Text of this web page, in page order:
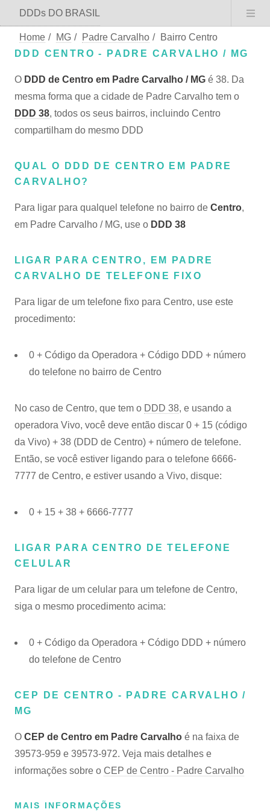
DDDs DO BRASIL
Home / MG / Padre Carvalho /
Bairro Centro
DDD CENTRO - PADRE CARVALHO / MG
O DDD de Centro em Padre Carvalho / MG é 38. Da
mesma forma que a cidade de Padre Carvalho tem o
DDD 38, todos os seus bairros, incluindo Centro
compartilham do mesmo DDD
QUAL O DDD DE CENTRO EM PADRE
CARVALHO?
Para ligar para qualquel telefone no bairro de Centro,
em Padre Carvalho / MG, use o DDD 38
LIGAR PARA CENTRO, EM PADRE
CARVALHO DE TELEFONE FIXO
Para ligar de um telefone fixo para Centro, use este
procedimento:
0 + Código da Operadora + Código DDD + número
do telefone no bairro de Centro
No caso de Centro, que tem o DDD 38, e usando a
operadora Vivo, você deve então discar 0 + 15 (código
da Vivo) + 38 (DDD de Centro) + número de telefone.
Então, se você estiver ligando para o telefone 6666-
7777 de Centro, e estiver usando a Vivo, disque:
0 + 15 + 38 + 6666-7777
LIGAR PARA CENTRO DE TELEFONE
CELULAR
Para ligar de um celular para um telefone de Centro,
siga o mesmo procedimento acima:
0 + Código da Operadora + Código DDD + número
do telefone de Centro
CEP DE CENTRO - PADRE CARVALHO /
MG
O CEP de Centro em Padre Carvalho é na faixa de
39573-959 e 39573-972. Veja mais detalhes e
informações sobre o CEP de Centro - Padre Carvalho
MAIS INFORMAÇÕES